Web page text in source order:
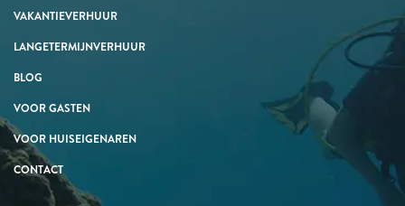
VAKANTIEVERHUUR
LANGETERMIJNVERHUUR
BLOG
VOOR GASTEN
VOOR HUISEIGENAREN
CONTACT